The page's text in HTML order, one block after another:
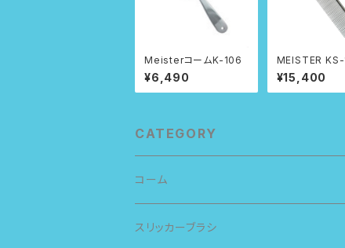
MeisterコームK-106
¥6,490
MEISTER KS-108LP
カット専用コーム
¥15,400
CATEGORY
コーム
スリッカーブラシ